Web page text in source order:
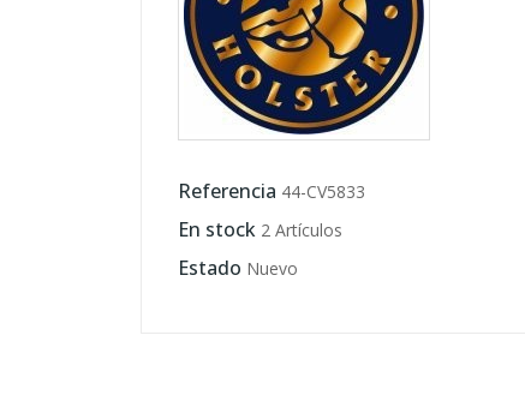
Referencia 44-CV5833
En stock 2 Artículos
Estado Nuevo